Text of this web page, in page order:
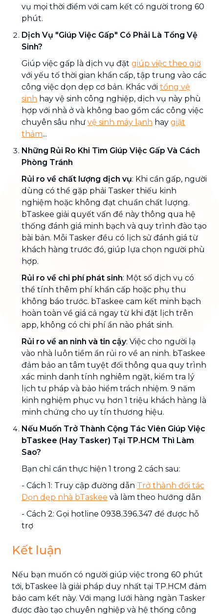
vụ mọi thời điểm với cam kết có người trong 60
phút.
Dịch Vụ "Giúp Việc Gấp" Có Phải Là Tổng Vệ
Sinh?
Giúp việc gấp là dịch vụ đặt giúp việc theo giờ
với yếu tố thời gian khẩn cấp, tập trung vào các
công việc dọn dẹp cơ bản. Khác với tổng vệ
sinh hay vệ sinh công nghiệp, dịch vụ này phù
hợp với nhà ở và không bao gồm các công việc
chuyên sâu như vệ sinh máy lạnh hay giặt
thảm...
Những Rủi Ro Khi Tìm Giúp Việc Gấp Và Cách
Phòng Tránh
Rủi ro về chất lượng dịch vụ: Khi cần gấp, người
dùng có thể gặp phải Tasker thiếu kinh
nghiệm hoặc không đạt chuẩn chất lượng.
bTaskee giải quyết vấn đề này thông qua hệ
thống đánh giá minh bạch và quy trình đào tạo
bài bản. Mỗi Tasker đều có lịch sử đánh giá từ
khách hàng trước đó, giúp lựa chọn người phù
hợp.
Rủi ro về chi phí phát sinh: Một số dịch vụ có
thể tính thêm phí khẩn cấp hoặc phụ thu
không báo trước. bTaskee cam kết minh bạch
hoàn toàn về giá cả ngay từ khi đặt lịch trên
app, không có chi phí ẩn nào phát sinh.
Rủi ro về an ninh và tin cậy: Việc cho người lạ
vào nhà luôn tiềm ẩn rủi ro về an ninh. bTaskee
đảm bảo an tâm tuyệt đối thông qua quy trình
xác minh danh tính nghiêm ngặt, kiểm tra lý
lịch tư pháp và bảo hiểm trách nhiệm. 9 năm
kinh nghiệm phục vụ hơn 1 triệu khách hàng là
minh chứng cho uy tín thương hiệu.
Nếu Muốn Trở Thành Cộng Tác Viên Giúp Việc
bTaskee (Hay Tasker) Tại TP.HCM Thì Làm
Sao?
Bạn chỉ cần thực hiện 1 trong 2 cách sau:
- Cách 1: Truy cập đường dẫn Trở thành đối tác
Dọn dẹp nhà bTaskee và làm theo hướng dẫn
- Cách 2: Gọi hotline 0938.396.347 để được hỗ
trợ
Kết luận
Nếu bạn muốn có người giúp việc trong 60 phút
tới, bTaskee là giải pháp duy nhất tại TP.HCM đảm
bảo cam kết này. Với mạng lưới hàng ngàn Tasker
được đào tạo chuyên nghiệp và hệ thống công